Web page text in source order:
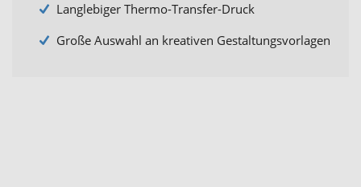
Langlebiger Thermo-Transfer-Druck
Große Auswahl an kreativen Gestaltungsvorlagen